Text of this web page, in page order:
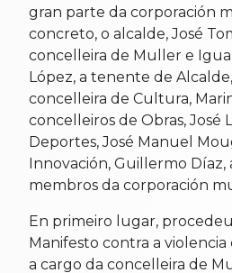
gran parte da corporación
concreto, o alcalde, José
concelleira de Muller e
López, a tenente de
concelleira de Cultura,
concelleiros de Obras, José
Deportes, José Manuel
Innovación, Guillermo Díaz,
membros da corporación
En primeiro lugar,
Manifesto contra a
a cargo da concelleira de